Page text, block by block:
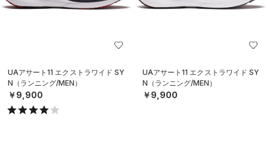
UAアサート11 エクストラワイド SY
N（ランニング/MEN）
￥9,900
UAアサート11 エクストラワイド SY
N（ランニング/MEN）
￥9,900